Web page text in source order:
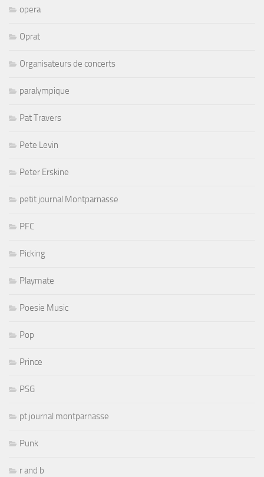
opera
Oprat
Organisateurs de concerts
paralympique
Pat Travers
Pete Levin
Peter Erskine
petit journal Montparnasse
PFC
Picking
Playmate
Poesie Music
Pop
Prince
PSG
pt journal montparnasse
Punk
r and b